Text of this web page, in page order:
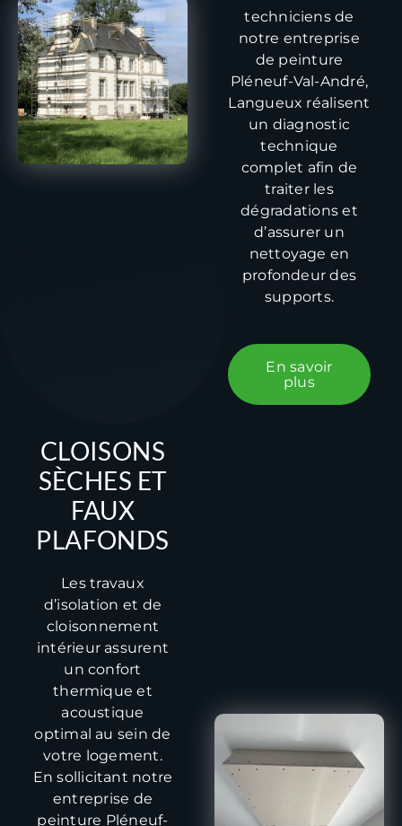
techniciens de
notre entreprise
de peinture
Pléneuf-Val-André,
Langueux réalisent
un diagnostic
technique
complet afin de
traiter les
dégradations et
d’assurer un
nettoyage en
profondeur des
supports.
En savoir
plus
CLOISONS
SÈCHES ET
FAUX
PLAFONDS
Les travaux
d’isolation et de
cloisonnement
intérieur assurent
un confort
thermique et
acoustique
optimal au sein de
votre logement.
En sollicitant notre
entreprise de
peinture Pléneuf-